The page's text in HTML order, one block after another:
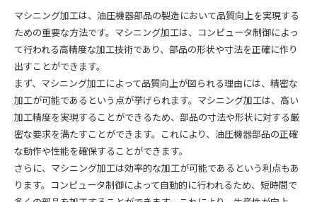
マシニング加工は、油圧機器部品の製造において品質向上を実現する
ための重要な方法です。マシニング加工は、コンピュータ制御によっ
て行われる高精度な加工技術であり、部品の形状や寸法を正確に作り
出すことができます。
まず、マシニング加工によって品質向上が図られる理由には、精密な
加工が可能であるという点が挙げられます。マシニング加工は、高い
加工精度を実現することができるため、部品の寸法や形状に対する厳
密な要求を満たすことができます。これにより、油圧機器部品の正確
な動作や性能を確保することができます。
さらに、マシニング加工は効率的な加工が可能であるという利点もあ
ります。コンピュータ制御によって自動的に行われるため、短時間で